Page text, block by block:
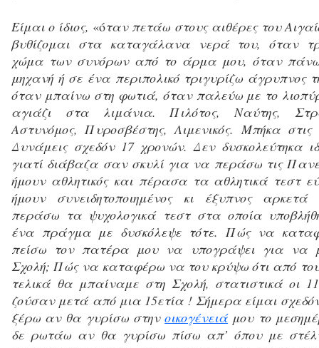
Είμαι ο ίδιος, «όταν πετάω στους αιθέρες του
βυθίζομαι στα καταγάλανα νερά του, όταν
χώμα των συνόρων από το άρμα μου, όταν
μηχανή ή σε ένα περιπολικό τριγυρίζω άγρυπνος
όταν μπαίνω στη φωτιά, όταν παλεύω με το
αγιάζι στα λιμάνια. Πιλότος, Ναύτης,
Αστυνόμος, Πυροσβέστης, Λιμενικός. Μπήκα στις
Δυνάμεις σχεδόν 17 χρονών. Δεν δυσκολεύτηκα
γιατί διάβαζα σαν σκυλί για να περάσω τις
ήμουν αθλητικός και πέρασα τα αθλητικά τεστ
ήμουν συνειδητοποιημένος κι έξυπνος
περάσω τα ψυχολογικά τεστ στα οποία
ένα πράγμα με δυσκόλεψε τότε. Πώς να
πείσω τον πατέρα μου να υπογράψει για να
Σχολή; Πώς να καταφέρω να του κρύψω ότι από
τελικά θα μπαίναμε στη Σχολή, στατιστικά οι
ζούσαν μετά από μια 15ετία ! Σήμερα είμαι
ξέρω αν θα γυρίσω στηνοικογένειάμου το
δε ρωτάω αν θα γυρίσω πίσω απ’ όπου με